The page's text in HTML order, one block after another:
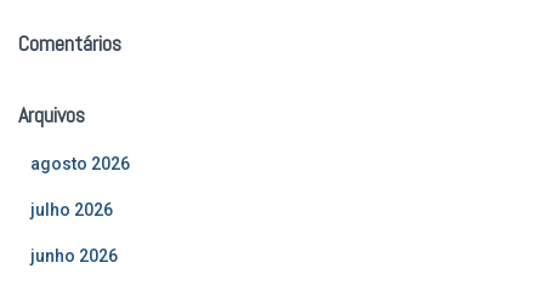
Comentários
Arquivos
agosto 2026
julho 2026
junho 2026